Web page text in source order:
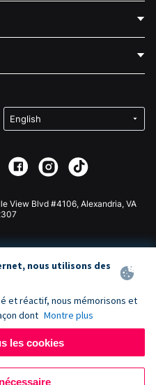
View Blvd #4106, Alexandria, VA
nous utilisons des
et réactif, nous mémorisons et
dont Montre plus
les cookies